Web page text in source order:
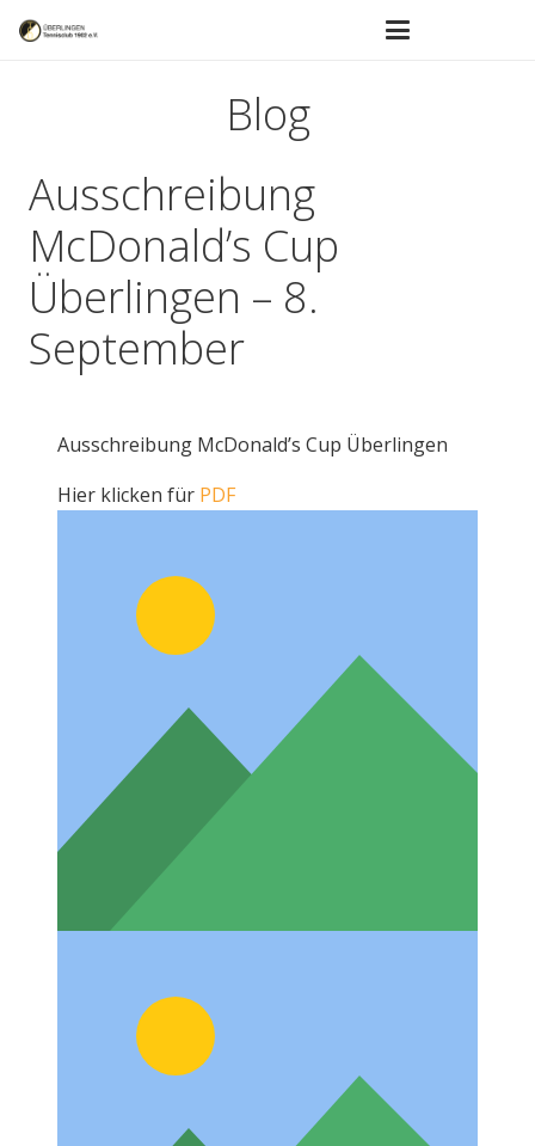
Blog
Ausschreibung
McDonald’s Cup
Überlingen – 8.
September
Ausschreibung McDonald’s Cup Überlingen
Hier klicken für PDF